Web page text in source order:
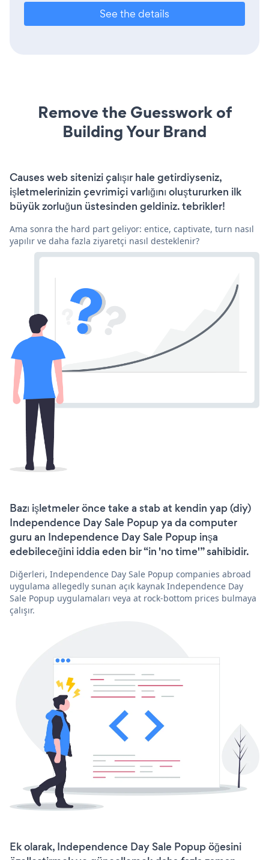
See the details
Remove the Guesswork of
Building Your Brand
Causes web sitenizi çalışır hale getirdiyseniz,
işletmelerinizin çevrimiçi varlığını oluştururken ilk
büyük zorluğun üstesinden geldiniz. tebrikler!
Ama sonra the hard part geliyor: entice, captivate, turn nasıl
yapılır ve daha fazla ziyaretçi nasıl desteklenir?
Bazı işletmeler önce take a stab at kendin yap (diy)
Independence Day Sale Popup ya da computer
guru an Independence Day Sale Popup inşa
edebileceğini iddia eden bir “in 'no time'” sahibidir.
Diğerleri, Independence Day Sale Popup companies abroad
uygulama allegedly sunan açık kaynak Independence Day
Sale Popup uygulamaları veya at rock-bottom prices bulmaya
çalışır.
Ek olarak, Independence Day Sale Popup öğesini